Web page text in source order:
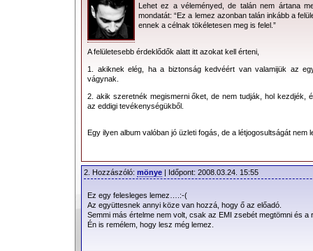
Lehet ez a véleményed, de talán nem ártana
mondatát: “Ez a lemez azonban talán inkább a
ennek a célnak tökéletesen meg is felel.”
A felületesebb érdeklődők alatt itt azokat kell érteni,
1. akiknek elég, ha a biztonság kedvéért van valamijük az
vágynak.
2. akik szeretnék megismerni őket, de nem tudják, hol kezdjék,
az eddigi tevékenységükből.
Egy ilyen album valóban jó üzleti fogás, de a létjogosultságát nem
2. Hozzászóló: mönye | Időpont: 2008.03.24. 15:55
Ez egy felesleges lemez….:-(
Az együttesnek annyi köze van hozzá, hogy ő az előadó.
Semmi más értelme nem volt, csak az EMI zsebét megtömni és
Én is remélem, hogy lesz még lemez.